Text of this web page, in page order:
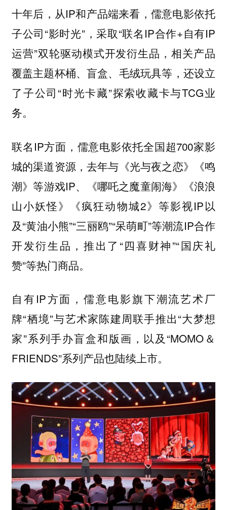
十年后，从IP和产品端来看，儒意电影依托
子公司“影时光”，采取“联名IP合作+自有IP
运营”双轮驱动模式开发衍生品，相关产品
覆盖主题杯桶、盲盒、毛绒玩具等，还设立
了子公司“时光卡藏”探索收藏卡与TCG业
务。
联名IP方面，儒意电影依托全国超700家影
城的渠道资源，去年与《光与夜之恋》《鸣
潮》等游戏IP、《哪吒之魔童闹海》《浪浪
山小妖怪》《疯狂动物城2》等影视IP以
及“黄油小熊”“三丽鸥”“呆萌町”等潮流IP合作
开发衍生品，推出了“四喜财神”“国庆礼
赞”等热门商品。
自有IP方面，儒意电影旗下潮流艺术厂
牌“栖境”与艺术家陈建周联手推出“大梦想
家”系列手办盲盒和版画，以及“MOMO＆
FRIENDS”系列产品也陆续上市。